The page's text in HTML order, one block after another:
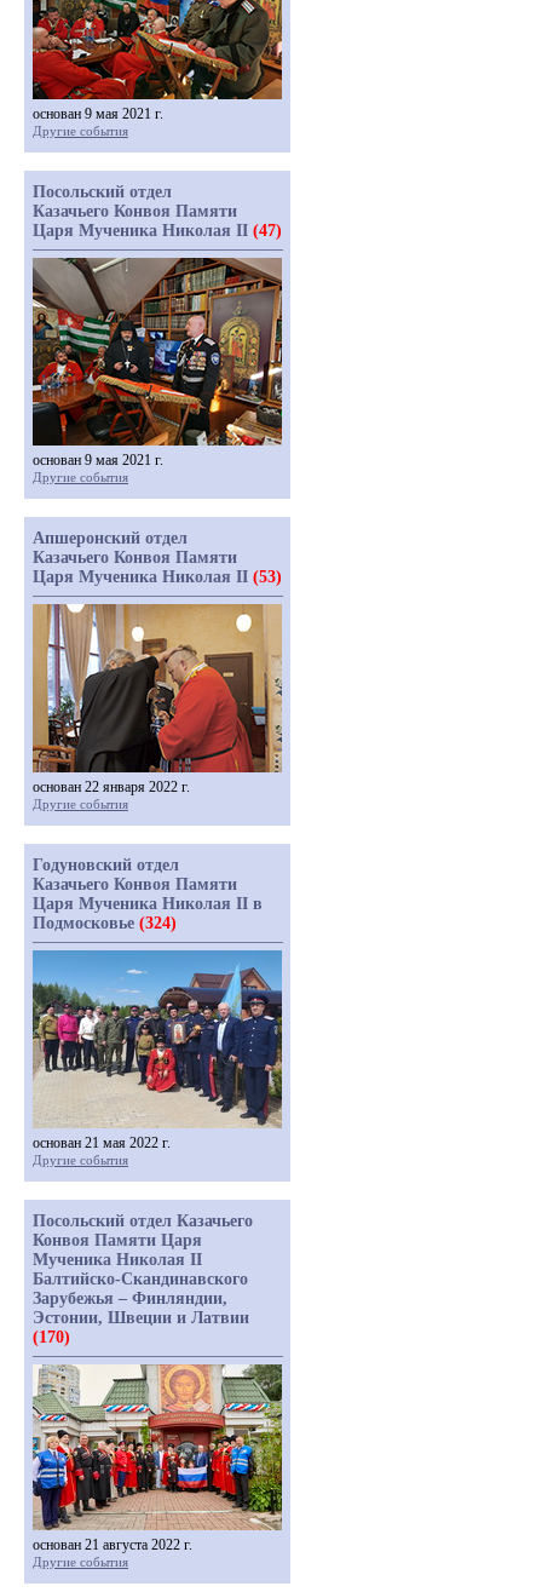
основан 9 мая 2021 г.
Другие события
Посольский отдел
Казачьего Конвоя Памяти
Царя Мученика Николая II (47)
основан 9 мая 2021 г.
Другие события
Апшеронский отдел
Казачьего Конвоя Памяти
Царя Мученика Николая II (53)
основан 22 января 2022 г.
Другие события
Годуновский отдел
Казачьего Конвоя Памяти
Царя Мученика Николая II в
Подмосковье (324)
основан 21 мая 2022 г.
Другие события
Посольский отдел Казачьего
Конвоя Памяти Царя
Мученика Николая II
Балтийско-Скандинавского
Зарубежья – Финляндии,
Эстонии, Швеции и Латвии
(170)
основан 21 августа 2022 г.
Другие события